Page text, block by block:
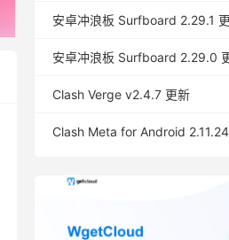
安卓冲浪板 Surfboard 2.29.1
安卓冲浪板 Surfboard 2.29.0
Clash Verge v2.4.7 更新
Clash Meta for Android